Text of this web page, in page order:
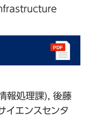
報処理課), 後藤
イエンスセンタ